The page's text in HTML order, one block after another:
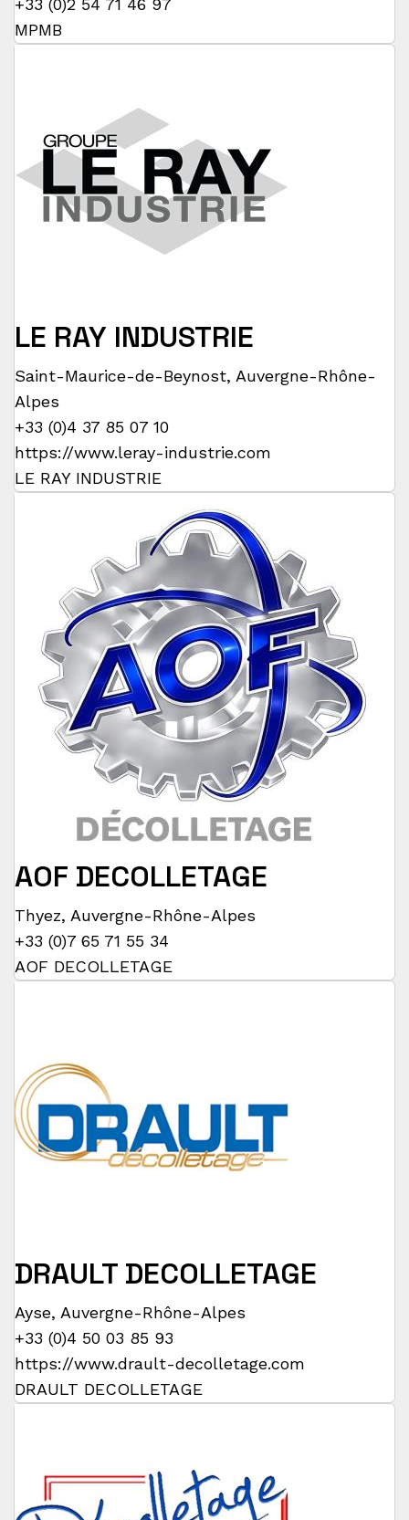
+33 (0)2 54 71 46 97
MPMB
LE RAY INDUSTRIE
Saint-Maurice-de-Beynost, Auvergne-Rhône-
Alpes
+33 (0)4 37 85 07 10
https://www.leray-industrie.com
LE RAY INDUSTRIE
AOF DECOLLETAGE
Thyez, Auvergne-Rhône-Alpes
+33 (0)7 65 71 55 34
AOF DECOLLETAGE
DRAULT DECOLLETAGE
Ayse, Auvergne-Rhône-Alpes
+33 (0)4 50 03 85 93
https://www.drault-decolletage.com
DRAULT DECOLLETAGE